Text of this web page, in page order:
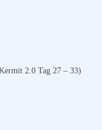
2.0 Tag 27 – 33)